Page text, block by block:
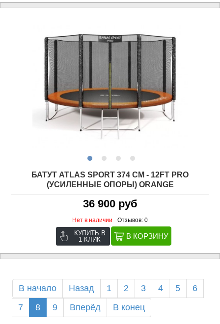
БАТУТ ATLAS SPORT 374 СМ - 12FT PRO
(УСИЛЕННЫЕ ОПОРЫ) ORANGE
36 900 руб
Нет в наличии Отзывов: 0
КУПИТЬ В
1 КЛИК
В начало Назад 1 2 3 4 5
6
7
8 9 Вперёд В конец